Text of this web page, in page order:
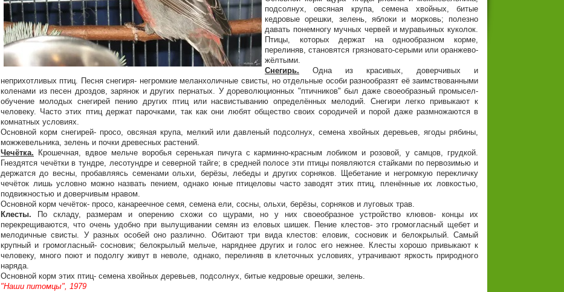
подсолнух, овсяная крупа, семена хвойных, битые
кедровые орешки, зелень, яблоки и морковь; полезно
давать понемногу мучных червей и муравьиных куколок.
Птицы, которых держат на однообразном корме,
перелиняв, становятся грязновато-серыми или оранжево-
жёлтыми.
Снегирь. Одна из красивых, доверчивых и
неприхотливых птиц. Песня снегиря- негромкие меланхоличные свисты, но отдельные особи разнообразят её заимствованными
коленами из песен дроздов, зарянок и других пернатых. У дореволюционных "птичников" был даже своеобразный промысел-
обучение молодых снегирей пению других птиц или насвистыванию определённых мелодий. Снегири легко привыкают к
человеку. Часто этих птиц держат парочками, так как они любят общество своих сородичей и порой даже размножаются в
комнатных условиях.
Основной корм снегирей- просо, овсяная крупа, мелкий или давленый подсолнух, семена хвойных деревьев, ягоды рябины,
можжевельника, зелень и почки древесных растений.
Чечётка. Крошечная, вдвое мельче воробья серенькая пичуга с карминно-красным лобиком и розовой, у самцов, грудкой.
Гнездятся чечётки в тундре, лесотундре и северной тайге; в средней полосе эти птицы появляются стайками по первозимью и
держатся до весны, пробавляясь семенами ольхи, берёзы, лебеды и других сорняков. Щебетание и негромкую перекличку
чечёток лишь условно можно назвать пением, однако юные птицеловы часто заводят этих птиц, пленённые их ловкостью,
подвижностью и доверчивым нравом.
Основной корм чечёток- просо, канареечное семя, семена ели, сосны, ольхи, берёзы, сорняков и луговых трав.
Клесты. По складу, размерам и оперению схожи со щурами, но у них своеобразное устройство клювов- концы их
перекрещиваются, что очень удобно при вылущивании семян из еловых шишек. Пение клестов- это громогласный щебет и
мелодичные свисты. У разных особей оно различно. Обитают три вида клестов: еловик, сосновик и белокрылый. Самый
крупный и громогласный- сосновик; белокрылый мельче, наряднее других и голос его нежнее. Клесты хорошо привыкают к
человеку, много поют и подолгу живут в неволе, однако, перелиняв в клеточных условиях, утрачивают яркость природного
наряда.
Основной корм этих птиц- семена хвойных деревьев, подсолнух, битые кедровые орешки, зелень.
"Наши питомцы", 1979